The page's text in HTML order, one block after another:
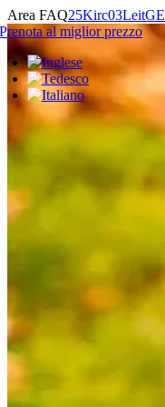
Vai
al
contenuto
Prenota al miglior prezzo
Area FAQ25Kirc03LeitGE